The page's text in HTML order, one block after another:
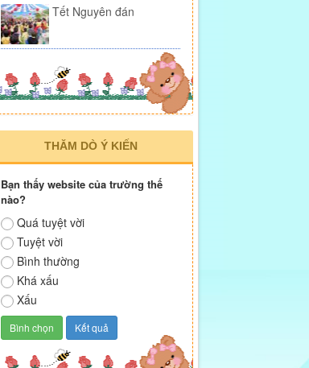
Tết Nguyên đán
THĂM DÒ Ý KIẾN
Bạn thấy website của trường thế
nào?
Quá tuyệt vời
Tuyệt vời
Bình thường
Khá xấu
Xấu